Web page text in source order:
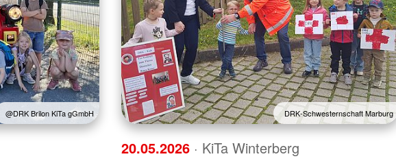
@DRK Brilon KiTa gGmbH DRK-Schwesternschaft Marburg
20.05.2026 · KiTa Winterberg